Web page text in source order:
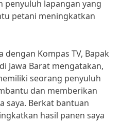
penyuluh lapangan yang
petani meningkatkan
Kompas TV, Bapak
Jawa Barat mengatakan,
seorang penyuluh
dan memberikan
saya. Berkat bantuan
hasil panen saya